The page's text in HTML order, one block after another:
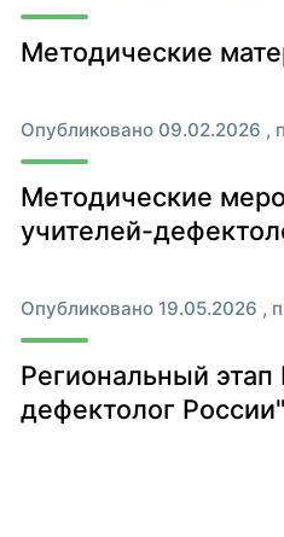
Методические
Опубликовано 09.02.2026 ,
Методические
учителей-
Опубликовано 19.05.2026 ,
Региональный этап
дефектолог России"